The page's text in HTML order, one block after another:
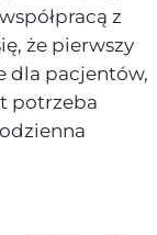
z
że pierwszy
dla pacjentów,
potrzeba